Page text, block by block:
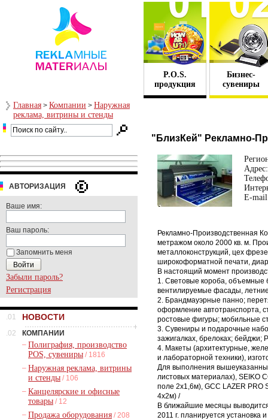
P.O.S.
продукция
Бизнес-
сувениры
Главная > Компании > Наружная
реклама, витрины и стенды
АВТОРИЗАЦИЯ
Ваше имя:
Ваш пароль:
Запомнить меня
Забыли пароль?
Регистрация
.01 НОВОСТИ
.02
КОМПАНИИ
– Полиграфия, производство
POS, сувениры / 1816
– Наружная реклама, витрины
и стенды / 106
– Канцелярские и офисные
товары / 12
– Продажа оборудования / 208
"БлизКей" Рекламно-
Адрес:
E-
Рекламно-Производственная
метражом около 2000 кв. м.
металлоконструкций, цех
широкоформатной печати,
В настоящий момент
1. Световые короба, объемные
вентилируемые фасады,
2. Брандмауэрные панно;
оформление автотранспорта,
ростовые фигуры; мобильные
3. Сувениры и подарочные
зажигалках, брелоках; бейджи;
4. Макеты (архитектурные,
и лабораторной техники),
Для выполнения
листовых материалах), SEIKO
поле 2х1,6м), GCC LAZER PRO
4x2м) /
В ближайшие месяцы
2011 г. планируется установка